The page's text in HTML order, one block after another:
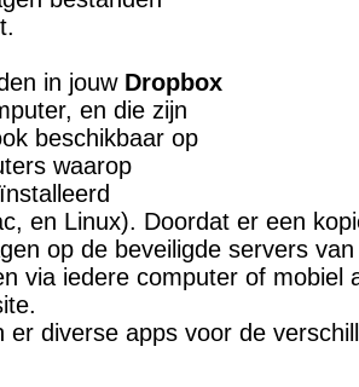
in jouw Dropbox
en die zijn
beschikbaar op
waarop
en Linux). Doordat er een
op de beveiligde servers
via iedere computer of mobiel
er diverse apps voor de